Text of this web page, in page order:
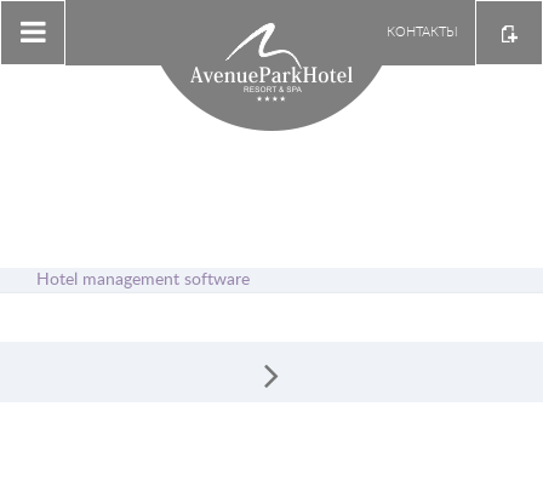
КОНТАКТЫ
Hotel management software